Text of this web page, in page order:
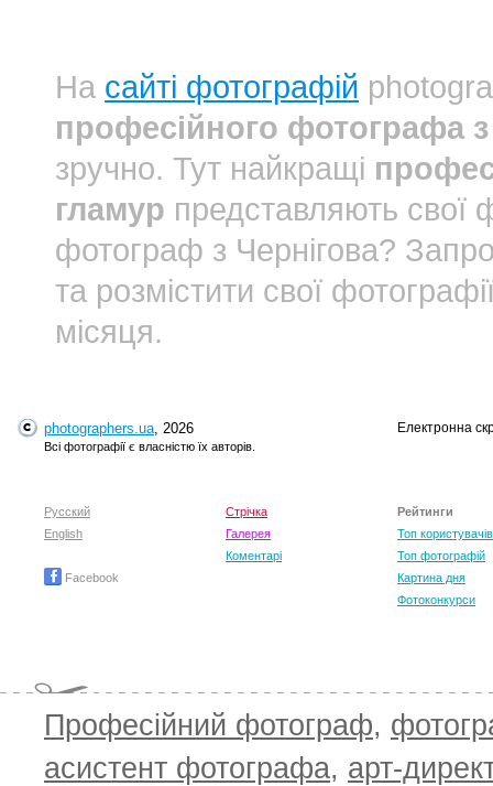
На сайті фотографій
професійного фотографа
зручно. Тут найкращі
гламур представляють свої
фотограф з Чернігова?
та розмістити свої
місяця.
photographers.ua, 2026
Всі фотографії є власністю їх авторів.
Електронна
Русский
English
Facebook
Стрічка
Галерея
Коментарі
Рейтинги
Топ користувачів
Топ фотографій
Картина дня
Фотоконкурси
Професійний фотограф,
асистент фотографа, арт-